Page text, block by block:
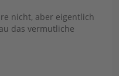
nicht, aber eigentlich
das vermutliche